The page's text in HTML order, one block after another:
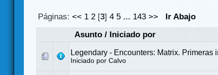
Páginas:<< 1 2 [3]4 5 ... 143 >>
Ir Abajo
Asunto/ Iniciado por
Legendary - Encounters: Matrix. Primeras
Iniciado por Calvo